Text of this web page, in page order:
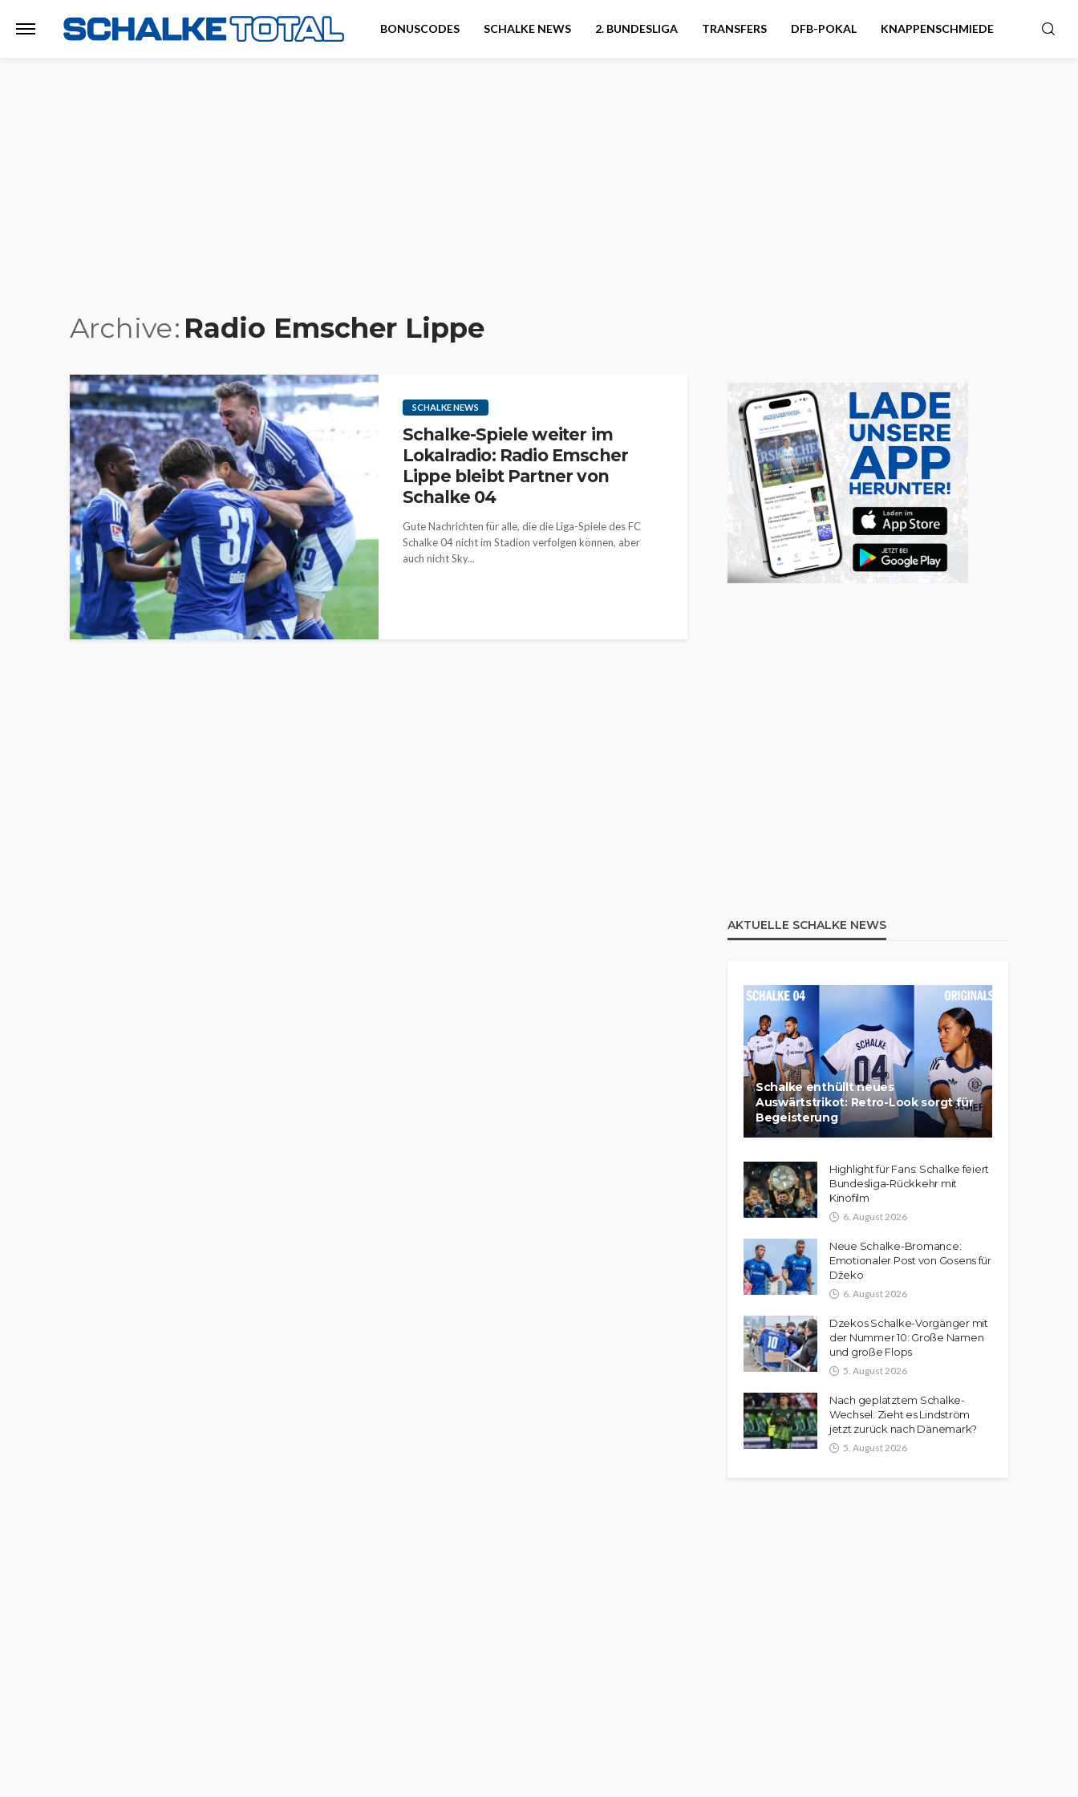
BONUSCODES SCHALKE NEWS 2. BUNDESLIGA TRANSFERS DFB-POKAL KNAPPENSCHMIEDE
Archive Radio Emscher Lippe
SCHALKE NEWS
Schalke-Spiele weiter im
Lokalradio: Radio Emscher
Lippe bleibt Partner von
Schalke 04
Gute Nachrichten für alle, die die Liga-Spiele des FC
Schalke 04 nicht im Stadion verfolgen können, aber
auch nicht Sky...
AKTUELLE SCHALKE NEWS
Schalke enthüllt neues
Auswärtstrikot: Retro-Look sorgt für
Begeisterung
Highlight für Fans: Schalke feiert
Bundesliga-Rückkehr mit
Kinofilm
6. August 2026
Neue Schalke-Bromance:
Emotionaler Post von Gosens für
Džeko
6. August 2026
Dzekos Schalke-Vorgänger mit
der Nummer 10: Große Namen
und große Flops
5. August 2026
Nach geplatztem Schalke-
Wechsel: Zieht es Lindström
jetzt zurück nach Dänemark?
5. August 2026